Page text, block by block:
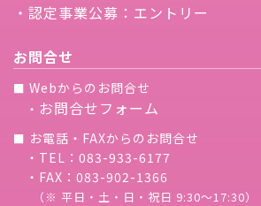
・認定事業公募：エントリー
お問合せ
■ Webからのお問合せ
・ お問合せフォーム
■ お電話・FAXからのお問合せ
・TEL：083-933-6177
・FAX：083-902-1366
（※ 平日・土・日・祝日 9:30〜17:30）